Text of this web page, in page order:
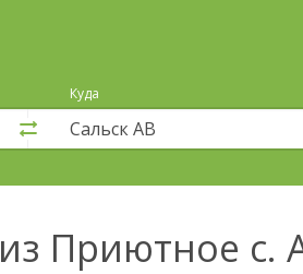
Куда
из Приютное с.